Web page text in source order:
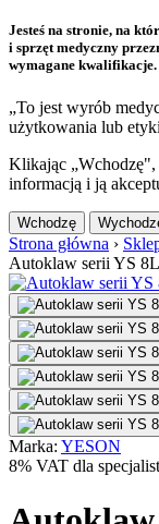
Jesteś na stronie, na
i sprzęt medyczny
wymagane kwalifikacje.
„To jest wyrób
użytkowania lub
Klikając „Wchodzę",
informacją i ją
Wchodzę
Strona główna ›
Autoklaw serii YS
Marka: YESON
8% VAT dla